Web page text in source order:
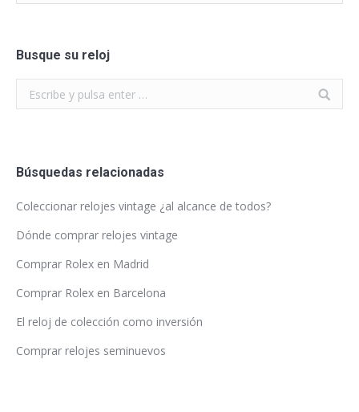
Busque su reloj
Search:
Búsquedas relacionadas
Coleccionar relojes vintage ¿al alcance de todos?
Dónde comprar relojes vintage
Comprar Rolex en Madrid
Comprar Rolex en Barcelona
El reloj de colección como inversión
Comprar relojes seminuevos